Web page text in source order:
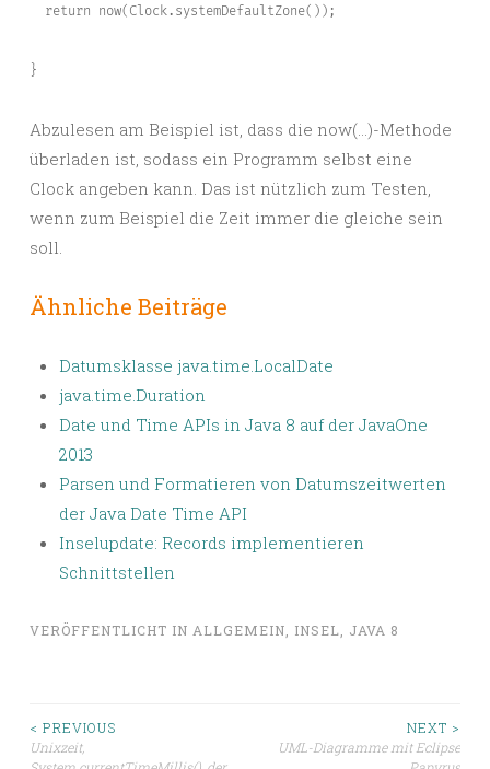
return now(Clock.systemDefaultZone());
}
Abzulesen am Beispiel ist, dass die now(…)-Methode
überladen ist, sodass ein Programm selbst eine
Clock angeben kann. Das ist nützlich zum Testen,
wenn zum Beispiel die Zeit immer die gleiche sein
soll.
Ähnliche Beiträge
Datumsklasse java.time.LocalDate
java.time.Duration
Date und Time APIs in Java 8 auf der JavaOne
2013
Parsen und Formatieren von Datumszeitwerten
der Java Date Time API
Inselupdate: Records implementieren
Schnittstellen
VERÖFFENTLICHT IN ALLGEMEIN INSEL JAVA 8
Beitragsnavigation
< PREVIOUS
Unixzeit,
NEXT >
UML-Diagramme mit Eclipse